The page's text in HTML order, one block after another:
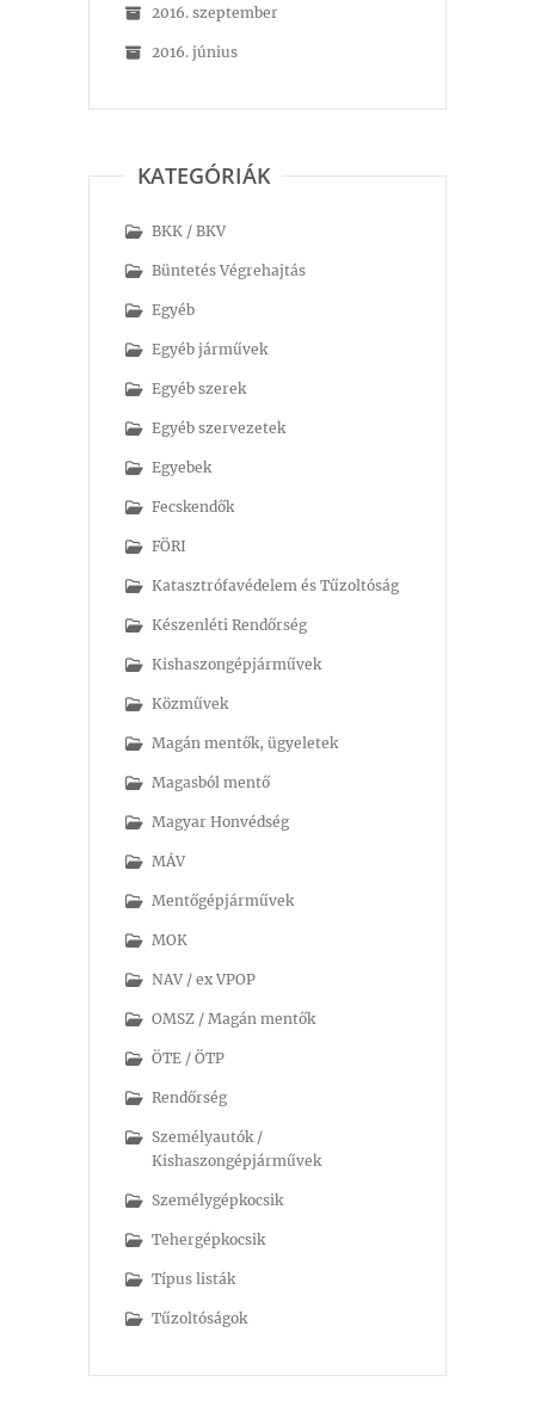
2016. szeptember
2016. június
KATEGÓRIÁK
BKK / BKV
Büntetés Végrehajtás
Egyéb
Egyéb járművek
Egyéb szerek
Egyéb szervezetek
Egyebek
Fecskendők
FÖRI
Katasztrófavédelem és Tűzoltóság
Készenléti Rendőrség
Kishaszongépjárművek
Közművek
Magán mentők, ügyeletek
Magasból mentő
Magyar Honvédség
MÁV
Mentőgépjárművek
MOK
NAV / ex VPOP
OMSZ / Magán mentők
ÖTE / ÖTP
Rendőrség
Személyautók /
Kishaszongépjárművek
Személygépkocsik
Tehergépkocsik
Típus listák
Tűzoltóságok